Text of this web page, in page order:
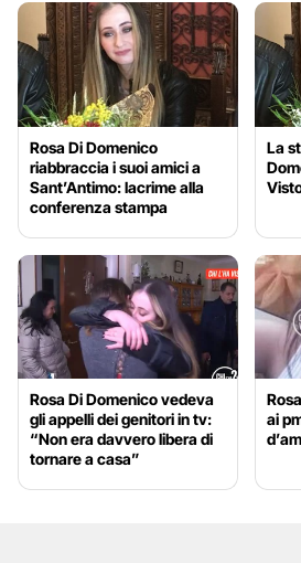
Rosa Di Domenico
riabbraccia i suoi amici a
Sant’Antimo: lacrime alla
conferenza stampa
La
Rosa Di Domenico vedeva
gli appelli dei genitori in tv:
“Non era davvero libera di
tornare a casa”
ai